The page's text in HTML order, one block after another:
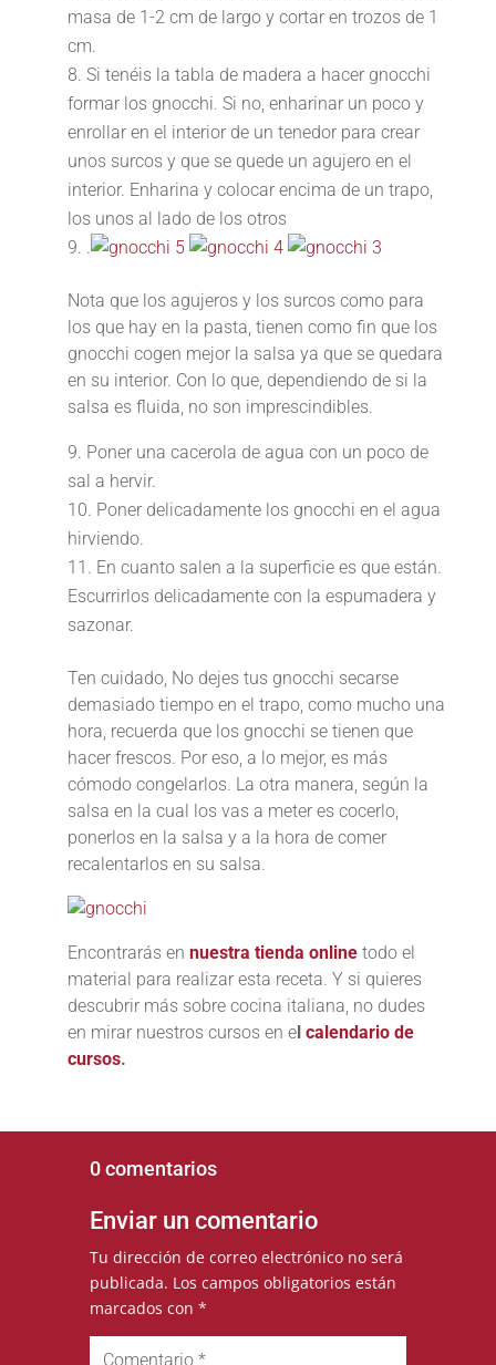
masa de 1-2 cm de largo y cortar en trozos de 1
cm.
Si tenéis la tabla de madera a hacer gnocchi
formar los gnocchi. Si no, enharinar un poco y
enrollar en el interior de un tenedor para crear
unos surcos y que se quede un agujero en el
interior. Enharina y colocar encima de un trapo,
los unos al lado de los otros
.
Nota que los agujeros y los surcos como para
los que hay en la pasta, tienen como fin que los
gnocchi cogen mejor la salsa ya que se quedara
en su interior. Con lo que, dependiendo de si la
salsa es fluida, no son imprescindibles.
Poner una cacerola de agua con un poco de
sal a hervir.
Poner delicadamente los gnocchi en el agua
hirviendo.
En cuanto salen a la superficie es que están.
Escurrirlos delicadamente con la espumadera y
sazonar.
Ten cuidado, No dejes tus gnocchi secarse
demasiado tiempo en el trapo, como mucho una
hora, recuerda que los gnocchi se tienen que
hacer frescos. Por eso, a lo mejor, es más
cómodo congelarlos. La otra manera, según la
salsa en la cual los vas a meter es cocerlo,
ponerlos en la salsa y a la hora de comer
recalentarlos en su salsa.
Encontrarás en nuestra tienda onlinetodo el
material para realizar esta receta. Y si quieres
descubrir más sobre cocina italiana, no dudes
en mirar nuestros cursos en el calendario de
cursos.
0 comentarios
Enviar un comentario
Tu dirección de correo electrónico no será
publicada. Los campos obligatorios están
marcados con *